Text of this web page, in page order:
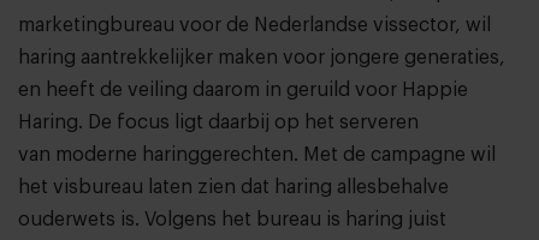
marketingbureau voor de Nederlandse vissector, wil
haring aantrekkelijker maken voor jongere generaties,
en heeft de veiling daarom in geruild voor Happie
Haring. De focus ligt daarbij op het serveren
van moderne haringgerechten. Met de campagne wil
het visbureau laten zien dat haring allesbehalve
ouderwets is. Volgens het bureau is haring juist